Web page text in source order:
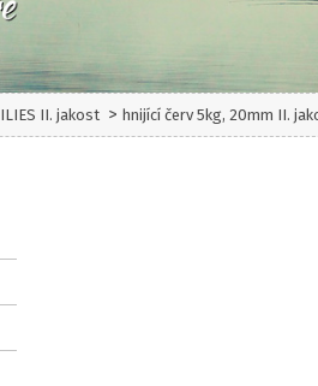
II. jakost > hnijící červ 5kg, 20mm II.